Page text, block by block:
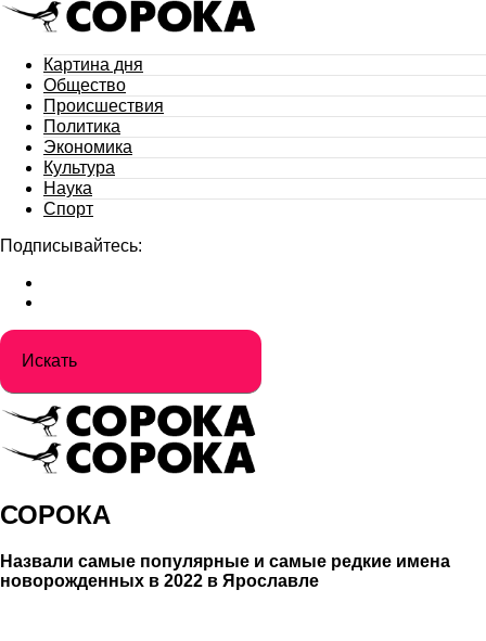
Картина дня
Общество
Происшествия
Политика
Экономика
Культура
Наука
Спорт
Подписывайтесь:
СОРОКА
Назвали самые популярные и самые редкие имена
новорожденных в 2022 в Ярославле